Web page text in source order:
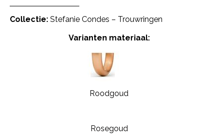
Collectie: Stefanie Condes – Trouwringen
Varianten materiaal:
Roodgoud
Rosegoud